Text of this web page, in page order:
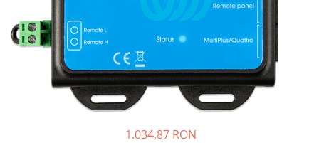
Sisteme de management (BMS)
Redresoare, incarcatoare si testere
Redresoare auto, moto, barci si
stationare
1.034,87 RON